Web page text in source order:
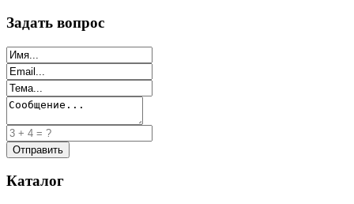
Задать вопрос
Каталог